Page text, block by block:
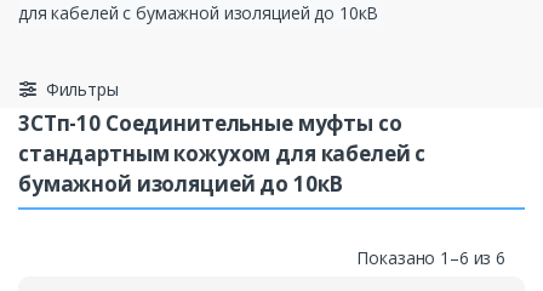
для кабелей с бумажной изоляцией до 10кВ
Фильтры
3СТп-10 Соединительные муфты со
стандартным кожухом для кабелей с
бумажной изоляцией до 10кВ
Показано 1–6 из 6